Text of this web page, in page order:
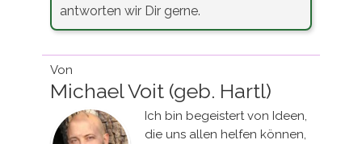
antworten wir Dir gerne.
Von
Michael Voit (geb. Hartl)
Ich bin begeistert von Ideen,
die uns allen helfen können,